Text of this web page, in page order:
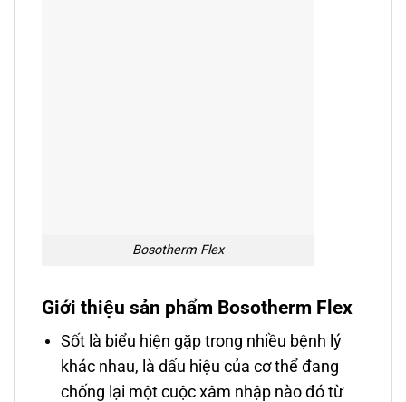
Bosotherm Flex
Giới thiệu sản phẩm Bosotherm Flex
Sốt là biểu hiện gặp trong nhiều bệnh lý
khác nhau, là dấu hiệu của cơ thể đang
chống lại một cuộc xâm nhập nào đó từ